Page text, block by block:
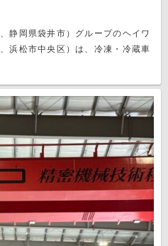
静岡県袋井市）グループのヘイワ
浜松市中央区）は、冷凍・冷蔵車